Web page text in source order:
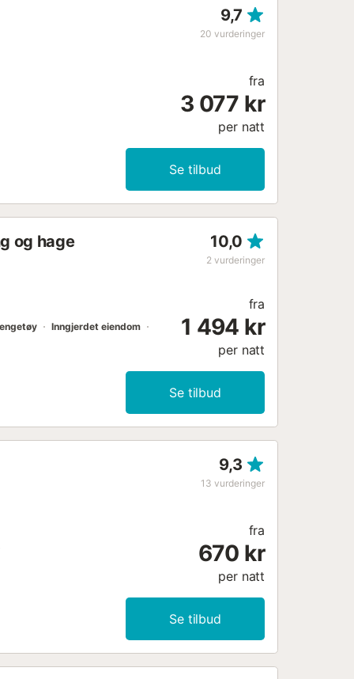
uteområder for å nyte det
ned i det krystallklare vannet
9,7
20 vurderinger
fra
3 077 kr
per natt
Se tilbud
og hage 10,0
2 vurderinger
Inngjerdet eiendom
fra
1 494 kr
per natt
Se tilbud
9,3
13 vurderinger
fra
670 kr
per natt
Se tilbud